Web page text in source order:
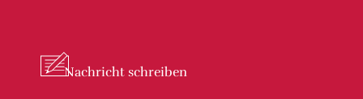
Nachricht schreiben